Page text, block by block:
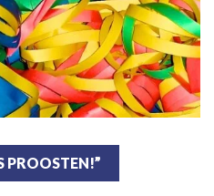
PROOSTEN!”